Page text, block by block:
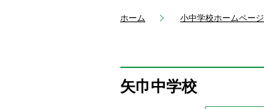
ホーム 小中学校ホームページ
矢巾中学校